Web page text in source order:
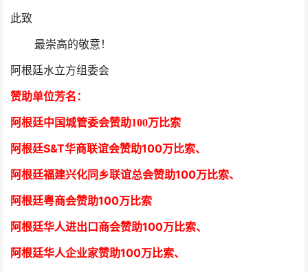
此致
最崇高的敬意！
阿根廷水立方组委会
赞助单位芳名：
阿根廷中国城管委会赞助100万比索
阿根廷S&T华商联谊会赞助100万比索、
阿根廷福建兴化同乡联谊总会赞助100万比索、
阿根廷粤商会赞助100万比索
阿根廷华人进出口商会赞助100万比索、
阿根廷华人企业家赞助100万比索、